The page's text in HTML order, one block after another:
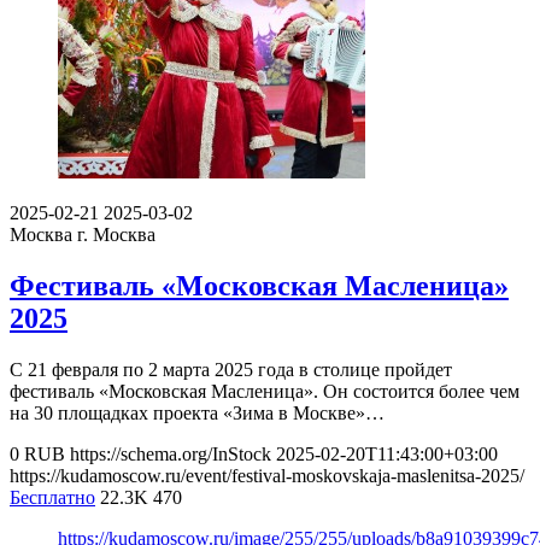
2025-02-21 2025-03-02
Москва г. Москва
Фестиваль «Московская Масленица»
2025
С 21 февраля по 2 марта 2025 года в столице пройдет
фестиваль «Московская Масленица». Он состоится более чем
на 30 площадках проекта «Зима в Москве»…
0 RUB https://schema.org/InStock 2025-02-20T11:43:00+03:00
https://kudamoscow.ru/event/festival-moskovskaja-maslenitsa-2025/
Бесплатно 22.3K 470
https://kudamoscow.ru/image/255/255/uploads/